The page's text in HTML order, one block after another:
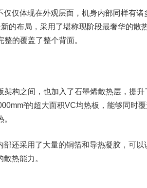
仅体现在外观层面，机身内部同样有诸
的布局，采用了堪称现阶段最奢华的散
的覆盖了整个背面。
构之间，也加入了石墨烯散热层，提升
的超大面积VC均热板，能够同时
采用了大量的铜箔和导热凝胶，可以
热能力。